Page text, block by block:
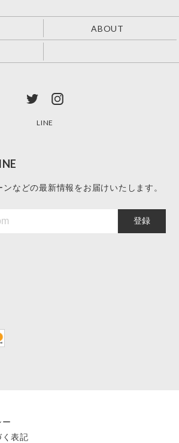
ABOUT
LINE
などの最新情報をお届けいたします。
登録
表記